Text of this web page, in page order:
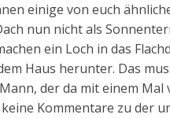
einige von euch
nun nicht als
ein Loch in das
Haus herunter. Das
der da mit einem
Kommentare zu der